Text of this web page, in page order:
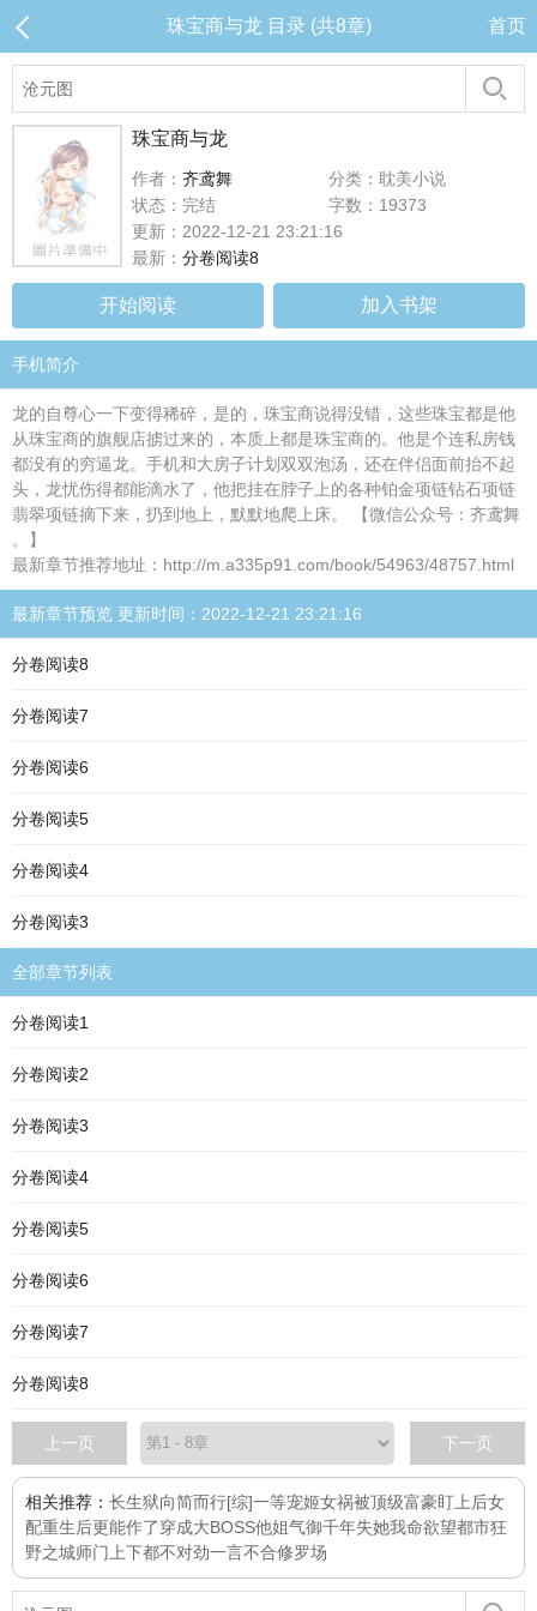
珠宝商与龙 目录 (共8章) 首页
珠宝商与龙
作者： 齐鸢舞
分类：耽美小说
状态：完结
字数：19373
更新：2022-12-21 23:21:16
最新： 分卷阅读8
开始阅读 加入书架
手机简介
龙的自尊心一下变得稀碎，是的，珠宝商说得没错，这些珠宝都是他
从珠宝商的旗舰店掳过来的，本质上都是珠宝商的。他是个连私房钱
都没有的穷逼龙。手机和大房子计划双双泡汤，还在伴侣面前抬不起
头，龙忧伤得都能滴水了，他把挂在脖子上的各种铂金项链钻石项链
翡翠项链摘下来，扔到地上，默默地爬上床。 【微信公众号：齐鸢舞
。】
最新章节推荐地址：http://m.a335p91.com/book/54963/48757.html
最新章节预览 更新时间：2022-12-21 23:21:16
分卷阅读8
分卷阅读7
分卷阅读6
分卷阅读5
分卷阅读4
分卷阅读3
全部章节列表
分卷阅读1
分卷阅读2
分卷阅读3
分卷阅读4
分卷阅读5
分卷阅读6
分卷阅读7
分卷阅读8
上一页 下一页
相关推荐： 长生狱向简而行[综]一等宠姬女祸被顶级富豪盯上后女
配重生后更能作了穿成大BOSS他姐气御千年失她我命欲望都市狂
野之城师门上下都不对劲一言不合修罗场